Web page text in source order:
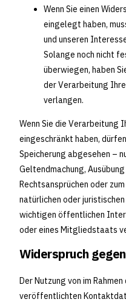
Wenn Sie einen
eingelegt haben,
und unseren
Solange noch nicht
überwiegen, haben
der Verarbeitung
verlangen.
Wenn Sie die Verarbeitung
eingeschränkt haben,
Speicherung abgesehen –
Geltendmachung,
Rechtsansprüchen oder
natürlichen oder
wichtigen öffentlichen
oder eines Mitgliedstaats
Widerspruch
Der Nutzung von im
veröffentlichten